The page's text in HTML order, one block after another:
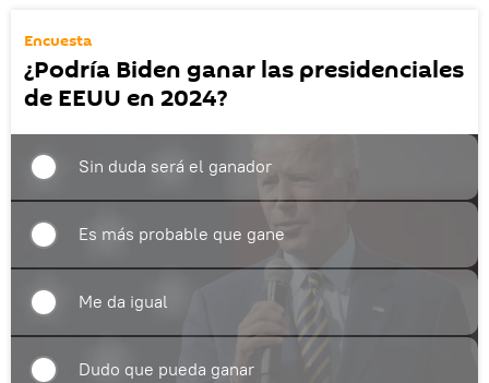
Encuesta
¿Podría Biden ganar las presidenciales
de EEUU en 2024?
Sin duda será el ganador
Es más probable que gane
Me da igual
Dudo que pueda ganar